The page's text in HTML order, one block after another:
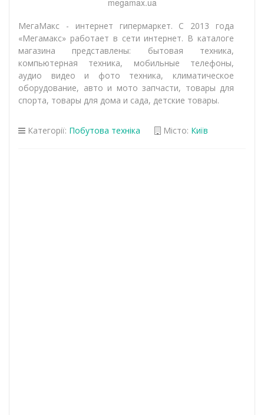
megamax.ua
МегаМакс - интернет гипермаркет. С 2013 года
«Мегамакс» работает в сети интернет. В каталоге
магазина представлены: бытовая техника,
компьютерная техника, мобильные телефоны,
аудио видео и фото техника, климатическое
оборудование, авто и мото запчасти, товары для
спорта, товары для дома и сада, детские товары.
Категорії: Побутова техніка Місто: Київ